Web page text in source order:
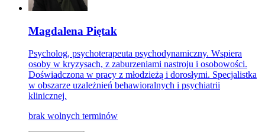
Magdalena Piętak
Psycholog, psychoterapeuta psychodynamiczny. Wspiera
osoby w kryzysach, z zaburzeniami nastroju i osobowości.
Doświadczona w pracy z młodzieżą i dorosłymi. Specjalistka
w obszarze uzależnień behawioralnych i psychiatrii
klinicznej.
brak wolnych terminów